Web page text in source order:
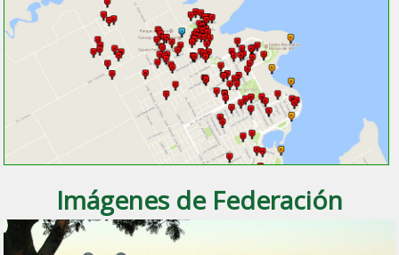
Imágenes de Federación